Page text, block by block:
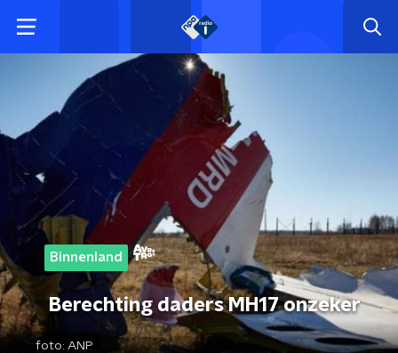
Binnenland
Berechting daders MH17 onzeker
foto: ANP